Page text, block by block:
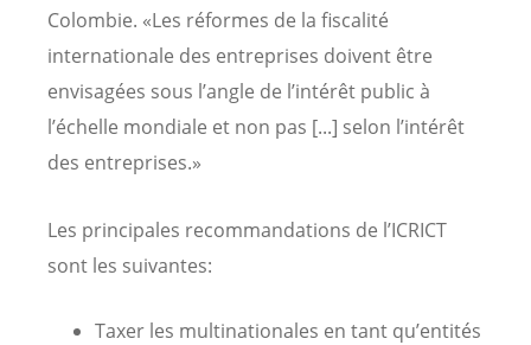
Colombie. «Les réformes de la fiscalité
internationale des entreprises doivent être
envisagées sous l’angle de l’intérêt public à
l’échelle mondiale et non pas [...] selon l’intérêt
des entreprises.»
Les principales recommandations de l’ICRICT
sont les suivantes:
Taxer les multinationales en tant qu’entités